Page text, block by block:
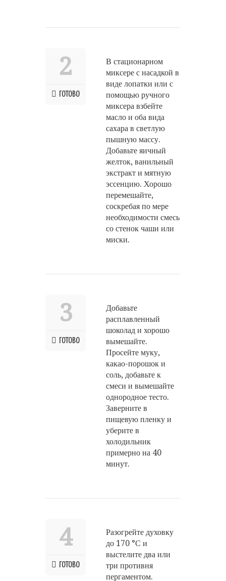
2
ГОТОВО
В стационарном
миксере с насадкой в
виде лопатки или с
помощью ручного
миксера взбейте
масло и оба вида
сахара в светлую
пышную массу.
Добавьте яичный
желток, ванильный
экстракт и мятную
эссенцию. Хорошо
перемешайте,
соскребая по мере
необходимости смесь
со стенок чаши или
миски.
3
ГОТОВО
Добавьте
расплавленный
шоколад и хорошо
вымешайте.
Просейте муку,
какао-порошок и
соль, добавьте к
смеси и вымешайте
однородное тесто.
Заверните в
пищевую пленку и
уберите в
холодильник
примерно на 40
минут.
4
ГОТОВО
Разогрейте духовку
до 170 °С и
выстелите два или
три противня
пергаментом.